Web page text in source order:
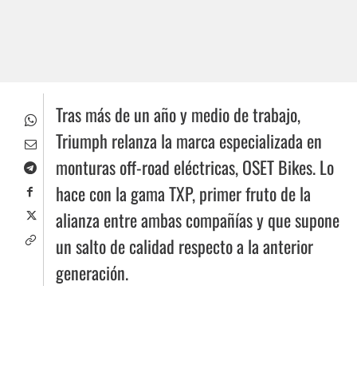
Tras más de un año y medio de trabajo,
Triumph relanza la marca especializada en
monturas off-road eléctricas, OSET Bikes. Lo
hace con la gama TXP, primer fruto de la
alianza entre ambas compañías y que supone
un salto de calidad respecto a la anterior
generación.